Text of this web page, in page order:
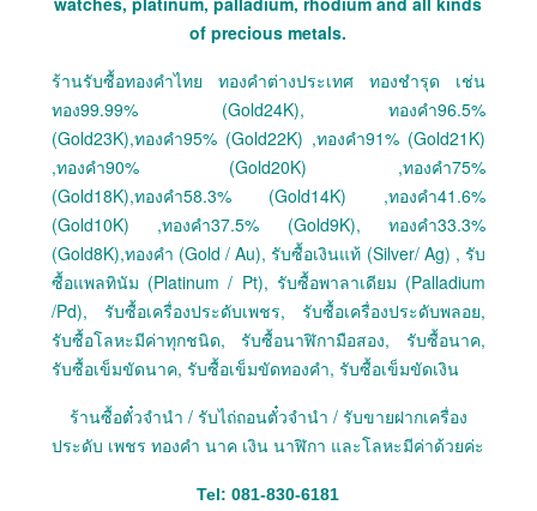
of precious metals.
ร้านรับซื้อทองคำไทย ทองคำต่างประเทศ ทองชำรุด เช่น
ทอง99.99% (Gold24K), ทองคำ96.5%
(Gold23K),ทองคำ95% (Gold22K) ,ทองคำ91% (Gold21K)
,ทองคำ90% (Gold20K) ,ทองคำ75%
(Gold18K),ทองคำ58.3% (Gold14K) ,ทองคำ41.6%
(Gold10K) ,ทองคำ37.5% (Gold9K), ทองคำ33.3%
(Gold8K),ทองคำ (Gold / Au), รับซื้อเงินแท้ (Silver/ Ag) , รับ
ซื้อแพลทินัม (Platinum / Pt), รับซื้อพาลาเดียม (Palladium
/Pd), รับซื้อเครื่องประดับเพชร, รับซื้อเครื่องประดับพลอย,
รับซื้อโลหะมีค่าทุกชนิด, รับซื้อนาฬิกามือสอง, รับซื้อนาค,
รับซื้อเข็มขัดนาค, รับซื้อเข็มขัดทองคำ, รับซื้อเข็มขัดเงิน
ร้านซื้อตั๋วจำนำ / รับไถ่ถอนตั๋วจำนำ / รับขายฝากเครื่อง
ประดับ เพชร ทองคำ นาค เงิน นาฬิกา และโลหะมีค่าด้วยค่ะ
Tel: 081-830-6181